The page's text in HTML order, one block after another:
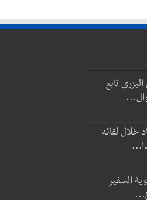
تابع
وال...
خلال لقائه
السفير